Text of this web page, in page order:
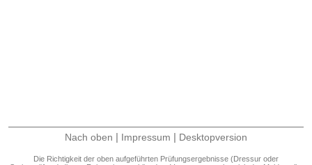
Nach oben | Impressum | Desktopversion
Die Richtigkeit der oben aufgeführten Prüfungsergebnisse (Dressur oder